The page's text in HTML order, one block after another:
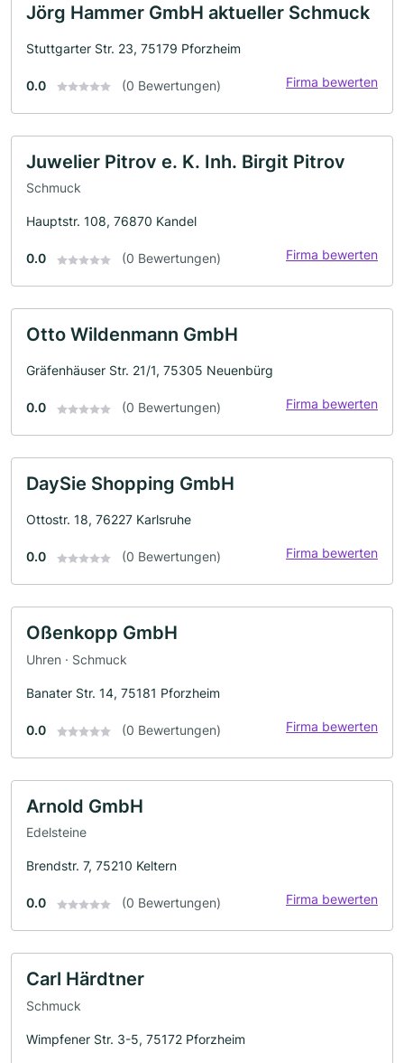
Jörg Hammer GmbH aktueller Schmuck
Stuttgarter Str. 23, 75179 Pforzheim
0.0 (0 Bewertungen) Firma bewerten
Juwelier Pitrov e. K. Inh. Birgit Pitrov
Schmuck
Hauptstr. 108, 76870 Kandel
0.0 (0 Bewertungen) Firma bewerten
Otto Wildenmann GmbH
Gräfenhäuser Str. 21/1, 75305 Neuenbürg
0.0 (0 Bewertungen) Firma bewerten
DaySie Shopping GmbH
Ottostr. 18, 76227 Karlsruhe
0.0 (0 Bewertungen) Firma bewerten
Oßenkopp GmbH
Uhren · Schmuck
Banater Str. 14, 75181 Pforzheim
0.0 (0 Bewertungen) Firma bewerten
Arnold GmbH
Edelsteine
Brendstr. 7, 75210 Keltern
0.0 (0 Bewertungen) Firma bewerten
Carl Härdtner
Schmuck
Wimpfener Str. 3-5, 75172 Pforzheim